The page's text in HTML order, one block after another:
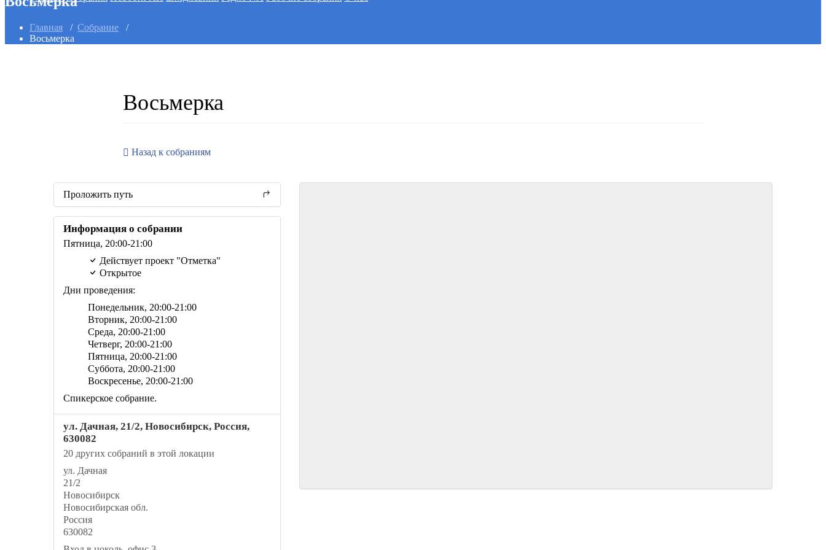
Главная / Собрание /
Восьмерка
Восьмерка
Назад к собраниям
Проложить путь
Информация о собрании
Пятница, 20:00-21:00
Действует проект "Отметка"
Открытое
Дни проведения:
Понедельник, 20:00-21:00
Вторник, 20:00-21:00
Среда, 20:00-21:00
Четверг, 20:00-21:00
Пятница, 20:00-21:00
Суббота, 20:00-21:00
Воскресенье, 20:00-21:00
Спикерское собрание.
ул. Дачная, 21/2, Новосибирск, Россия,
630082
20 других собраний в этой локации
ул. Дачная
21/2
Новосибирск
Новосибирская обл.
Россия
630082